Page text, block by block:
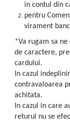
in contul din
pentru
virament
*Va rugam sa
de caractere,
cardului.
In cazul
contravaloarea
achitata.
In cazul in care
returul nu se